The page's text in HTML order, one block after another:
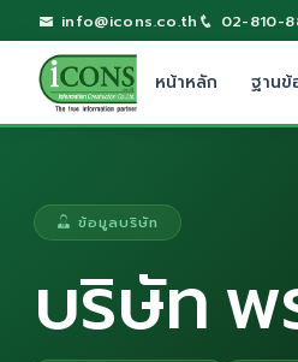
info@icons.co.th 02-810-
หน้าหลัก ฐานข้
ข้อมูลบริษัท
บริษัท พ